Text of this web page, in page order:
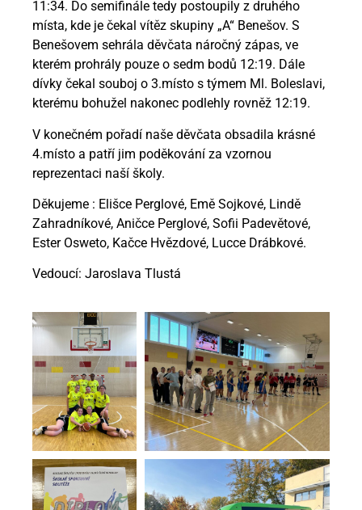
11:34. Do semifinále tedy postoupily z druhého
místa, kde je čekal vítěz skupiny „A“ Benešov. S
Benešovem sehrála děvčata náročný zápas, ve
kterém prohrály pouze o sedm bodů 12:19. Dále
dívky čekal souboj o 3.místo s týmem Ml. Boleslavi,
kterému bohužel nakonec podlehly rovněž 12:19.
V konečném pořadí naše děvčata obsadila krásné
4.místo a patří jim poděkování za vzornou
reprezentaci naší školy.
Děkujeme : Elišce Perglové, Emě Sojkové, Lindě
Zahradníkové, Aničce Perglové, Sofii Padevětové,
Ester Osweto, Kačce Hvězdové, Lucce Drábkové.
Vedoucí: Jaroslava Tlustá